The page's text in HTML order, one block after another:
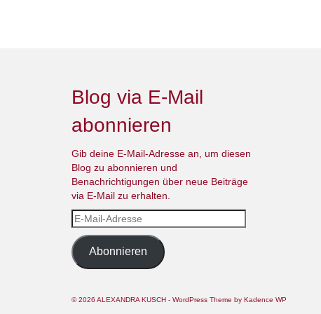
Blog via E-Mail
abonnieren
Gib deine E-Mail-Adresse an, um diesen
Blog zu abonnieren und
Benachrichtigungen über neue Beiträge
via E-Mail zu erhalten.
E-
Mail-
Adresse
Abonnieren
© 2026 ALEXANDRA KUSCH - WordPress Theme by Kadence WP